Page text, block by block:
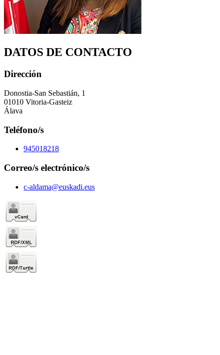
DATOS DE CONTACTO
Dirección
Donostia-San Sebastián, 1
01010 Vitoria-Gasteiz
Álava
Teléfono/s
945018218
Correo/s electrónico/s
c-aldama@euskadi.eus